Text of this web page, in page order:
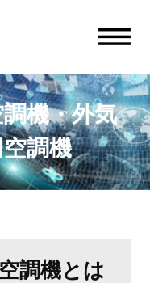
機・外気
調機
調機とは